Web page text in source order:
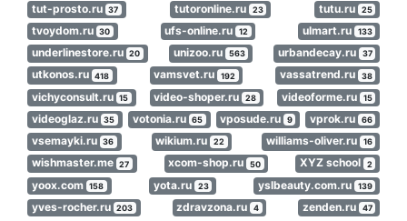
tut-prosto.ru 37 tutoronline.ru 23 tutu.ru 25
tvoydom.ru 30 ufs-online.ru 12 ulmart.ru 133
underlinestore.ru 20 unizoo.ru 563 urbandecay.ru 37
utkonos.ru 418 vamsvet.ru 192 vassatrend.ru 38
vichyconsult.ru 15 video-shoper.ru 28 videoforme.ru 15
videoglaz.ru 35 votonia.ru 65 vposude.ru 9 vprok.ru 66
vsemayki.ru 36 wikium.ru 22 williams-oliver.ru 16
wishmaster.me 27 xcom-shop.ru 50 XYZ school 2
yoox.com 158 yota.ru 23 yslbeauty.com.ru 139
yves-rocher.ru 203 zdravzona.ru 4 zenden.ru 47